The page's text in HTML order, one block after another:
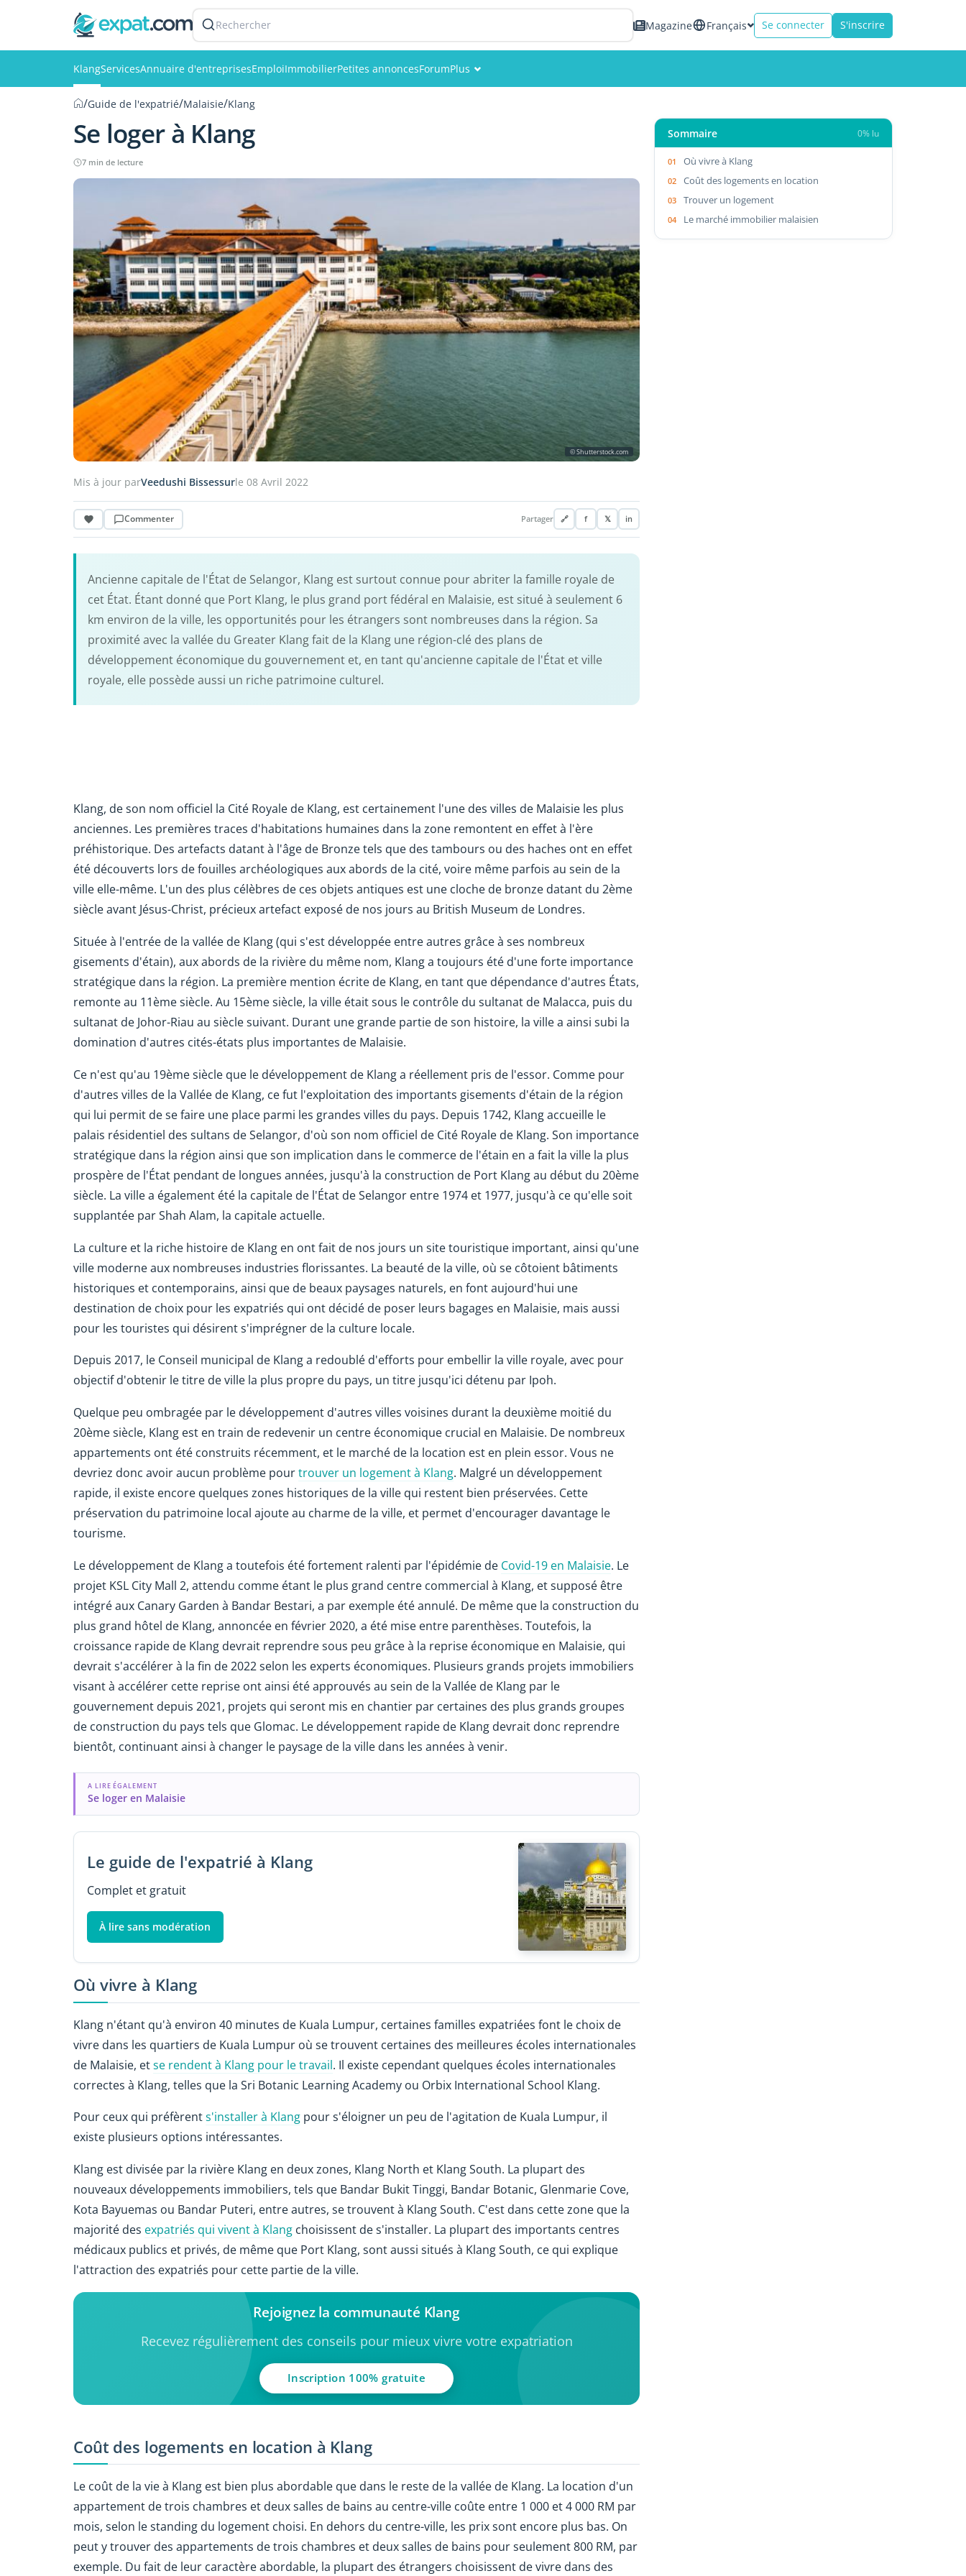
Rechercher Magazine Français Se connecter S'inscrire
KlangServicesAnnuaire d'entreprisesEmploiImmobilierPetites annoncesForumPlus
/Guide de l'expatrié/Malaisie/Klang
Se loger à Klang
7 min de lecture
© Shutterstock.com
Mis à jour parVeedushi Bissessurle 08 Avril 2022
Commenter Partager 🔗 f 𝕏 in
Ancienne capitale de l'État de Selangor, Klang est surtout connue pour abriter la famille royale de
cet État. Étant donné que Port Klang, le plus grand port fédéral en Malaisie, est situé à seulement 6
km environ de la ville, les opportunités pour les étrangers sont nombreuses dans la région. Sa
proximité avec la vallée du Greater Klang fait de la Klang une région-clé des plans de
développement économique du gouvernement et, en tant qu'ancienne capitale de l'État et ville
royale, elle possède aussi un riche patrimoine culturel.
Klang, de son nom officiel la Cité Royale de Klang, est certainement l'une des villes de Malaisie les plus
anciennes. Les premières traces d'habitations humaines dans la zone remontent en effet à l'ère
préhistorique. Des artefacts datant à l'âge de Bronze tels que des tambours ou des haches ont en effet
été découverts lors de fouilles archéologiques aux abords de la cité, voire même parfois au sein de la
ville elle-même. L'un des plus célèbres de ces objets antiques est une cloche de bronze datant du 2ème
siècle avant Jésus-Christ, précieux artefact exposé de nos jours au British Museum de Londres.
Située à l'entrée de la vallée de Klang (qui s'est développée entre autres grâce à ses nombreux
gisements d'étain), aux abords de la rivière du même nom, Klang a toujours été d'une forte importance
stratégique dans la région. La première mention écrite de Klang, en tant que dépendance d'autres États,
remonte au 11ème siècle. Au 15ème siècle, la ville était sous le contrôle du sultanat de Malacca, puis du
sultanat de Johor-Riau au siècle suivant. Durant une grande partie de son histoire, la ville a ainsi subi la
domination d'autres cités-états plus importantes de Malaisie.
Ce n'est qu'au 19ème siècle que le développement de Klang a réellement pris de l'essor. Comme pour
d'autres villes de la Vallée de Klang, ce fut l'exploitation des importants gisements d'étain de la région
qui lui permit de se faire une place parmi les grandes villes du pays. Depuis 1742, Klang accueille le
palais résidentiel des sultans de Selangor, d'où son nom officiel de Cité Royale de Klang. Son importance
stratégique dans la région ainsi que son implication dans le commerce de l'étain en a fait la ville la plus
prospère de l'État pendant de longues années, jusqu'à la construction de Port Klang au début du 20ème
siècle. La ville a également été la capitale de l'État de Selangor entre 1974 et 1977, jusqu'à ce qu'elle soit
supplantée par Shah Alam, la capitale actuelle.
La culture et la riche histoire de Klang en ont fait de nos jours un site touristique important, ainsi qu'une
ville moderne aux nombreuses industries florissantes. La beauté de la ville, où se côtoient bâtiments
historiques et contemporains, ainsi que de beaux paysages naturels, en font aujourd'hui une
destination de choix pour les expatriés qui ont décidé de poser leurs bagages en Malaisie, mais aussi
pour les touristes qui désirent s'imprégner de la culture locale.
Depuis 2017, le Conseil municipal de Klang a redoublé d'efforts pour embellir la ville royale, avec pour
objectif d'obtenir le titre de ville la plus propre du pays, un titre jusqu'ici détenu par Ipoh.
Quelque peu ombragée par le développement d'autres villes voisines durant la deuxième moitié du
20ème siècle, Klang est en train de redevenir un centre économique crucial en Malaisie. De nombreux
appartements ont été construits récemment, et le marché de la location est en plein essor. Vous ne
devriez donc avoir aucun problème pourtrouver un logement à Klang. Malgré un développement
rapide, il existe encore quelques zones historiques de la ville qui restent bien préservées. Cette
préservation du patrimoine local ajoute au charme de la ville, et permet d'encourager davantage le
tourisme.
Le développement de Klang a toutefois été fortement ralenti par l'épidémie de Covid-19 en Malaisie. Le
projet KSL City Mall 2, attendu comme étant le plus grand centre commercial à Klang, et supposé être
intégré aux Canary Garden à Bandar Bestari, a par exemple été annulé. De même que la construction du
plus grand hôtel de Klang, annoncée en février 2020, a été mise entre parenthèses. Toutefois, la
croissance rapide de Klang devrait reprendre sous peu grâce à la reprise économique en Malaisie, qui
devrait s'accélérer à la fin de 2022 selon les experts économiques. Plusieurs grands projets immobiliers
visant à accélérer cette reprise ont ainsi été approuvés au sein de la Vallée de Klang par le
gouvernement depuis 2021, projets qui seront mis en chantier par certaines des plus grands groupes
de construction du pays tels que Glomac. Le développement rapide de Klang devrait donc reprendre
bientôt, continuant ainsi à changer le paysage de la ville dans les années à venir.
A LIRE ÉGALEMENT
Se loger en Malaisie
Le guide de l'expatrié à Klang
Complet et gratuit
À lire sans modération
Où vivre à Klang
Klang n'étant qu'à environ 40 minutes de Kuala Lumpur, certaines familles expatriées font le choix de
vivre dans les quartiers de Kuala Lumpur où se trouvent certaines des meilleures écoles internationales
de Malaisie, etse rendent à Klang pour le travail. Il existe cependant quelques écoles internationales
correctes à Klang, telles que la Sri Botanic Learning Academy ou Orbix International School Klang.
Pour ceux qui préfèrents'installer à Klang pour s'éloigner un peu de l'agitation de Kuala Lumpur, il
existe plusieurs options intéressantes.
Klang est divisée par la rivière Klang en deux zones, Klang North et Klang South. La plupart des
nouveaux développements immobiliers, tels que Bandar Bukit Tinggi, Bandar Botanic, Glenmarie Cove,
Kota Bayuemas ou Bandar Puteri, entre autres, se trouvent à Klang South. C'est dans cette zone que la
majorité des expatriés qui vivent à Klang choisissent de s'installer. La plupart des importants centres
médicaux publics et privés, de même que Port Klang, sont aussi situés à Klang South, ce qui explique
l'attraction des expatriés pour cette partie de la ville.
Rejoignez la communauté Klang
Recevez régulièrement des conseils pour mieux vivre votre expatriation
Inscription 100% gratuite
Coût des logements en location à Klang
Le coût de la vie à Klang est bien plus abordable que dans le reste de la vallée de Klang. La location d'un
appartement de trois chambres et deux salles de bains au centre-ville coûte entre 1 000 et 4 000 RM par
mois, selon le standing du logement choisi. En dehors du centre-ville, les prix sont encore plus bas. On
peut y trouver des appartements de trois chambres et deux salles de bains pour seulement 800 RM, par
exemple. Du fait de leur caractère abordable, la plupart des étrangers choisissent de vivre dans des
Sommaire 0% lu
Où vivre à Klang
Coût des logements en location
Trouver un logement
Le marché immobilier malaisien